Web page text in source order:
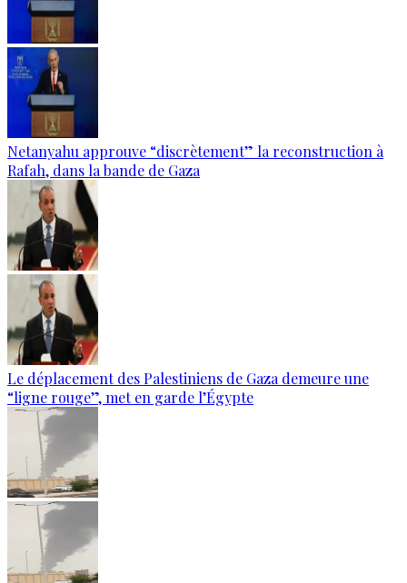
Netanyahu approuve “discrètement” la reconstruction à
Rafah, dans la bande de Gaza
Le déplacement des Palestiniens de Gaza demeure une
“ligne rouge”, met en garde l’Égypte